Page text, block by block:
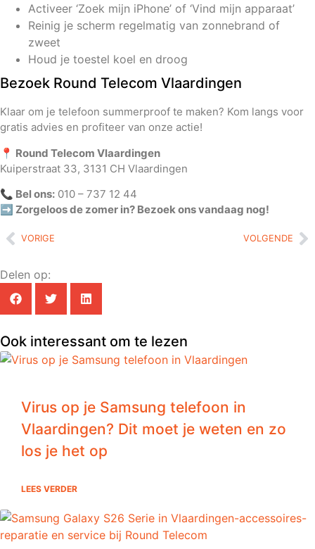
Activeer ‘Zoek mijn iPhone’ of ‘Vind mijn apparaat’
Reinig je scherm regelmatig van zonnebrand of
zweet
Houd je toestel koel en droog
Bezoek Round Telecom Vlaardingen
Klaar om je telefoon summerproof te maken? Kom langs voor
gratis advies en profiteer van onze actie!
📍 Round Telecom Vlaardingen
Kuiperstraat 33, 3131 CH Vlaardingen
📞 Bel ons: 010 – 737 12 44
➡️ Zorgeloos de zomer in? Bezoek ons vandaag nog!
VORIGE VOLGENDE
Delen op:
Ook interessant om te lezen
Virus op je Samsung telefoon in
Vlaardingen? Dit moet je weten en zo
los je het op
LEES VERDER